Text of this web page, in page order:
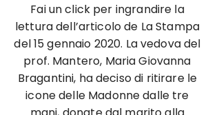
Fai un click per ingrandire la
lettura dell’articolo de La Stampa
del 15 gennaio 2020. La vedova del
prof. Mantero, Maria Giovanna
Bragantini, ha deciso di ritirare le
icone delle Madonne dalle tre